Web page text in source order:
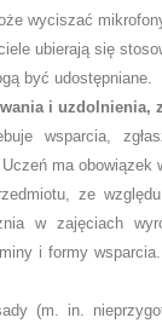
wyciszać
ubierają się
być udostępniane.
i uzdolnienia,
wsparcia,
ma obowiązek
ze
w zajęciach
i formy
(m. in.